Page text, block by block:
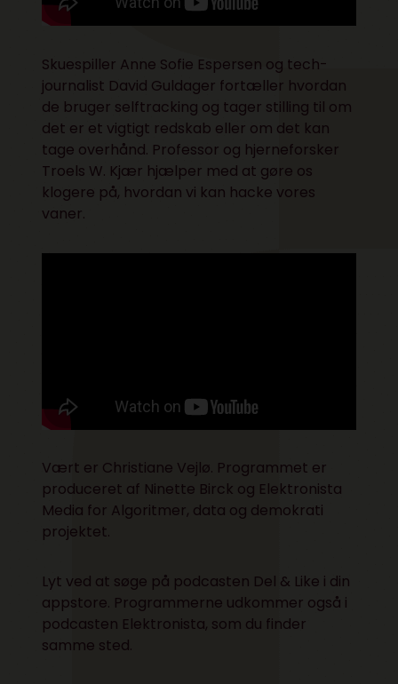
Skuespiller Anne Sofie Espersen og tech-
journalist David Guldager fortæller hvordan
de bruger selftracking og tager stilling til om
det er et vigtigt redskab eller om det kan
tage overhånd. Professor og hjerneforsker
Troels W. Kjær hjælper med at gøre os
klogere på, hvordan vi kan hacke vores
vaner.
Vært er Christiane Vejlø. Programmet er
produceret af Ninette Birck og Elektronista
Media for Algoritmer, data og demokrati
projektet.
Lyt ved at søge på podcasten Del & Like i din
appstore. Programmerne udkommer også i
podcasten Elektronista, som du finder
samme sted.